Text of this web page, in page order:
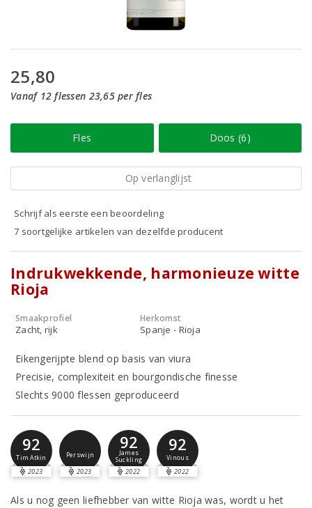
25,80
Vanaf 12 flessen 23,65 per fles
Fles Doos (6)
Op verlanglijst
Schrijf als eerste een beoordeling
7 soortgelijke artikelen van dezelfde producent
Indrukwekkende, harmonieuze witte
Rioja
Smaakprofiel
Zacht, rijk
Herkomst
Spanje - Rioja
Eikengerijpte blend op basis van viura
Precisie, complexiteit en bourgondische finesse
Slechts 9000 flessen geproduceerd
92
Tim Atkin
2023
Perswijn
2023
92
James
Suckling
2022
92
Vinous
2022
Als u nog geen liefhebber van witte Rioja was, wordt u het